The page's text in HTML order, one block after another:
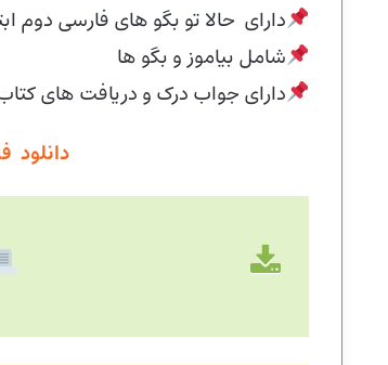
دارای حالا تو بگو های فارسی دوم
شامل بیاموز و بگو ها
دارای جواب درک و دریافت های
دانلود